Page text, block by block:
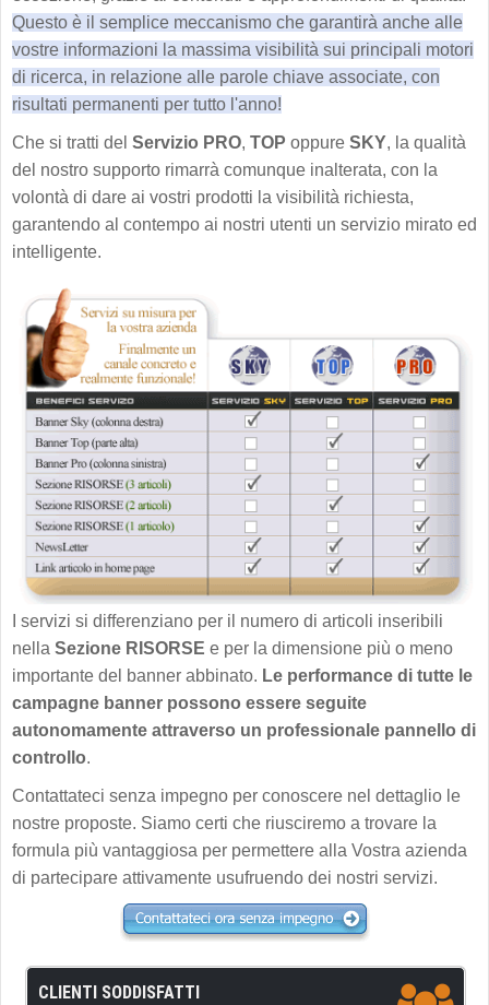
Questo è il semplice meccanismo che garantirà anche alle
vostre informazioni la massima visibilità sui principali motori
di ricerca, in relazione alle parole chiave associate, con
risultati permanenti per tutto l'anno!
Che si tratti del Servizio PRO, TOP oppure SKY, la qualità
del nostro supporto rimarrà comunque inalterata, con la
volontà di dare ai vostri prodotti la visibilità richiesta,
garantendo al contempo ai nostri utenti un servizio mirato ed
intelligente.
I servizi si differenziano per il numero di articoli inseribili
nella Sezione RISORSE e per la dimensione più o meno
importante del banner abbinato. Le performance di tutte le
campagne banner possono essere seguite
autonomamente attraverso un professionale pannello di
controllo.
Contattateci senza impegno per conoscere nel dettaglio le
nostre proposte. Siamo certi che riusciremo a trovare la
formula più vantaggiosa per permettere alla Vostra azienda
di partecipare attivamente usufruendo dei nostri servizi.
CLIENTI SODDISFATTI